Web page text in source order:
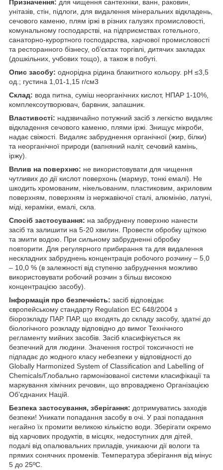
Призначення: для чищення сантехніки, ванн, раковин,
унітазів, стін, підлоги, для видалення мінеральних відкладень,
сечового каменю, плям іржі в різних галузях промисловості,
комунальному господарстві, на підприємствах готельного,
санаторно-курортного господарства, харчової промисловості
та ресторанного бізнесу, об’єктах торгівлі, дитячих закладах
(дошкільних, учбових тощо), а також в побуті.
Опис засобу: однорідна рідина блакитного кольору. рН ≤3,5
од.; густина 1,01-1,15 г/см3
Склад: вода питна, суміш неорганічних кислот, НПАР 1-10%,
комплексоутворювач, барвник, запашник.
Властивості: надзвичайно потужний засіб з легкістю видаляє
відкладення сечового каменю, плями іржі. Знищує мікроби,
надає свіжості. Видаляє забруднення органічної (жир, білки)
та неорганічної природи (вапняний наліт, сечовий камінь,
іржу).
Вплив на поверхню: не використовувати для чищення
чутливих до дії кислот поверхонь (мармур, тонкі емалі). Не
шкодить хромованим, нікельованим, пластиковим, акриловим
поверхням, поверхням із нержавіючої сталі, алюмінію, латуні,
міді, кераміки, емалі, скла.
Спосіб застосування: на забруднену поверхню нанести
засіб та залишити на 5-20 хвилин. Провести обробку щіткою
та змити водою. При сильному забрудненні обробку
повторити. Для регулярного прибирання та для видалення
нескладних забруднень концентрація робочого розчину – 5,0
– 10,0 % (в залежності від ступеню забруднення можливо
використовувати робочий розчин з більш високою
концентрацією засобу).
Інформація про безпечність: засіб відповідає
європейському стандарту Regulation ЕС 648/2004 з
біорозкладу ПАР. ПАР, що входять до складу засобу, здатні до
біологічного розкладу відповідно до вимог Технічного
регламенту мийних засобів. Засіб класифікується як
безпечний для людини. Значення гострої токсичності не
підпадає до жодного класу небезпеки у відповідності до
Globally Harmonized System of Classification and Labelling of
Chemicals/Глобально гармонізованої системи класифікації та
маркування хімічних речовин, що впроваджено Організацією
Об’єднаних Націй.
Безпека застосування, зберігання: дотримуватись заходів
безпеки! Уникати попадання засобу в очі. У разі попадання
негайно їх промити великою кількістю води. Зберігати окремо
від харчових продуктів, в місцях, недоступних для дітей,
подалі від опалювальних приладів, уникаючи дії вологи та
прямих сонячних променів. Температура зберігання від мінус
5 до 25ºС.